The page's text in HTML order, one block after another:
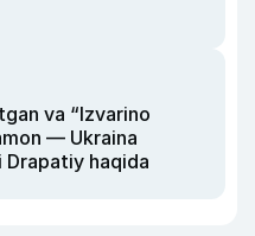
va “Izvarino
— Ukraina
Drapatiy haqida